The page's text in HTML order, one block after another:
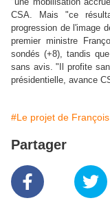
CSA. Mais "ce
progression de l'image
premier ministre
sondés (+8), tandis
sans avis. "Il profite
présidentielle, avance
#Le projet de
Partager